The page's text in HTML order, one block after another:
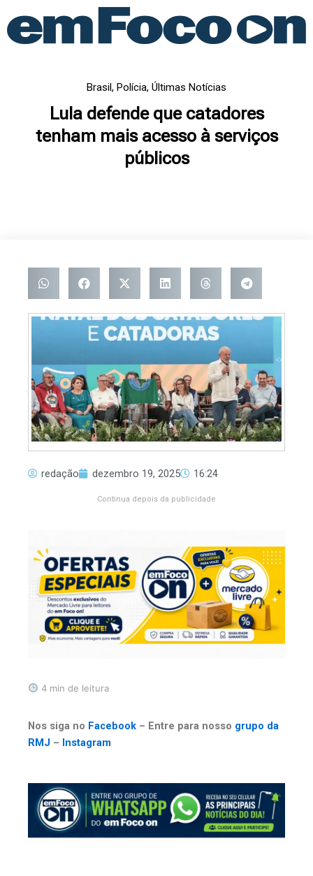
para
Brasil, Polícia, Últimas Notícias
Lula defende que catadores
tenham mais acesso à serviços
públicos
redação dezembro 19, 2025 16:24
Continua depois da publicidade
4 min de leitura
Nos siga no Facebook – Entre para nosso grupo da
RMJ – Instagram